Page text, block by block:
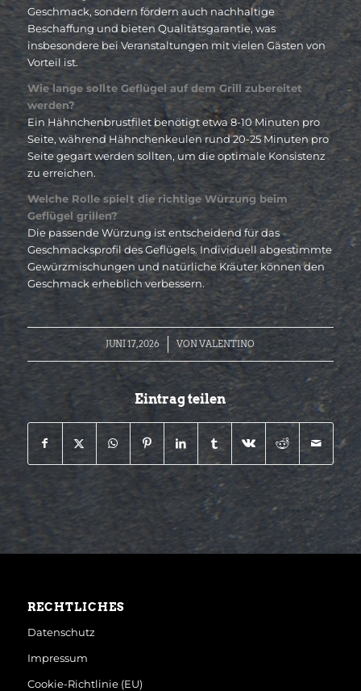
Geschmack, sondern fördern auch nachhaltige
Beschaffung und bieten Qualitätsgarantie, was
insbesondere bei Veranstaltungen mit vielen Gästen von
Vorteil ist.
Wie lange sollte Geflügel auf dem Grill zubereitet
werden?
Ein Hähnchenbrustfilet benötigt etwa 8-10 Minuten pro
Seite, während Hähnchenkeulen rund 20-25 Minuten pro
Seite gegart werden sollten, um die optimale Konsistenz
zu erreichen.
Welche Rolle spielt die richtige Würzung beim
Geflügel grillen?
Die passende Würzung ist entscheidend für das
Geschmacksprofil des Geflügels. Individuell abgestimmte
Gewürzmischungen und natürliche Kräuter können den
Geschmack erheblich verbessern.
JUNI 17, 2026
/ VONVALENTINO
Eintrag teilen
RECHTLICHES
Datenschutz
Impressum
Cookie-Richtlinie (EU)